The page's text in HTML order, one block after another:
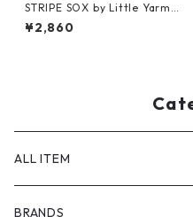
STRIPE SOX by Little Yarmo
uth
¥2,860
ALL ITEM
BRANDS